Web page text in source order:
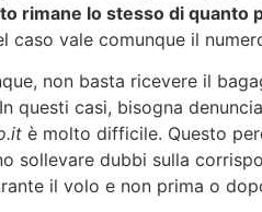
rimane lo stesso di quanto
caso vale comunque il
non basta ricevere il
questi casi, bisogna
è molto difficile. Questo
sollevare dubbi sulla
il volo e non prima o